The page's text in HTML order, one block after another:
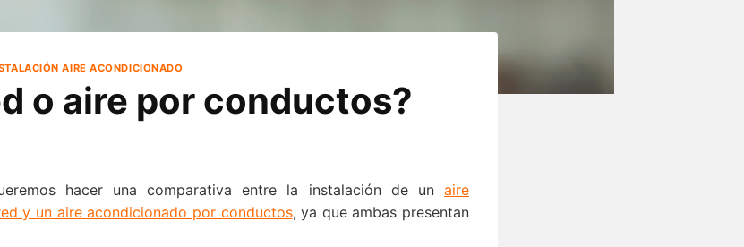
AIRE ACONDICIONADO
o aire por conductos?
hacer una comparativa entre la instalación de un aire
y un aire acondicionado por conductos, ya que ambas presentan